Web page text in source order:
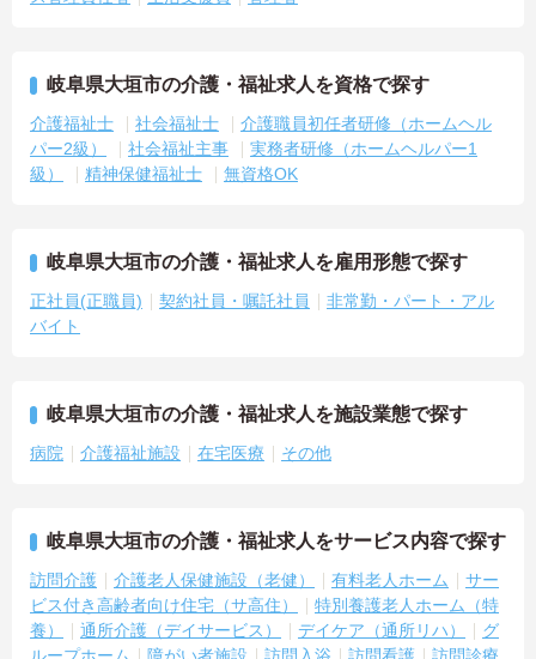
岐阜県大垣市の介護・福祉求人を資格で探す
介護福祉士 社会福祉士
介護職員初任者研修（ホームヘル
パー2級）
社会福祉主事
実務者研修（ホームヘルパー1
級）
精神保健福祉士 無資格OK
岐阜県大垣市の介護・福祉求人を雇用形態で探す
正社員(正職員) 契約社員・嘱託社員
非常勤・パート・アル
バイト
岐阜県大垣市の介護・福祉求人を施設業態で探す
病院 介護福祉施設 在宅医療 その他
岐阜県大垣市の介護・福祉求人をサービス内容で探す
訪問介護 介護老人保健施設（老健） 有料老人ホーム
サー
ビス付き高齢者向け住宅（サ高住）
特別養護老人ホーム（特
養）
通所介護（デイサービス） デイケア（通所リハ）
グ